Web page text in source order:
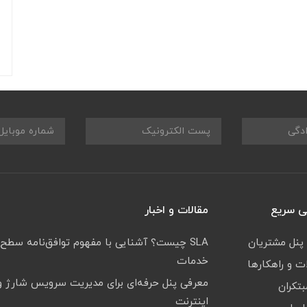
سریع
پنل مشتریان
و راهکارها
مقالات و اخبار
SLA چیست؟ آشنایی با مفهوم توافق‌نامه سطح
خدمات
معرفی پنل حرفه‌ای برای مدیریت سرویس شارژ
اینترنت